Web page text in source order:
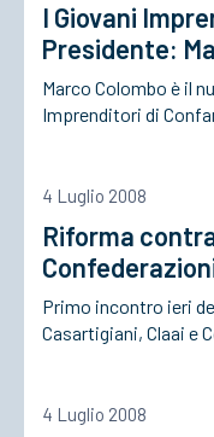
I Giovani
Presidente:
Marco Colombo è il
Imprenditori di
4 Luglio 2008
Riforma
Primo incontro ieri
Casartigiani, Claai e
4 Luglio 2008